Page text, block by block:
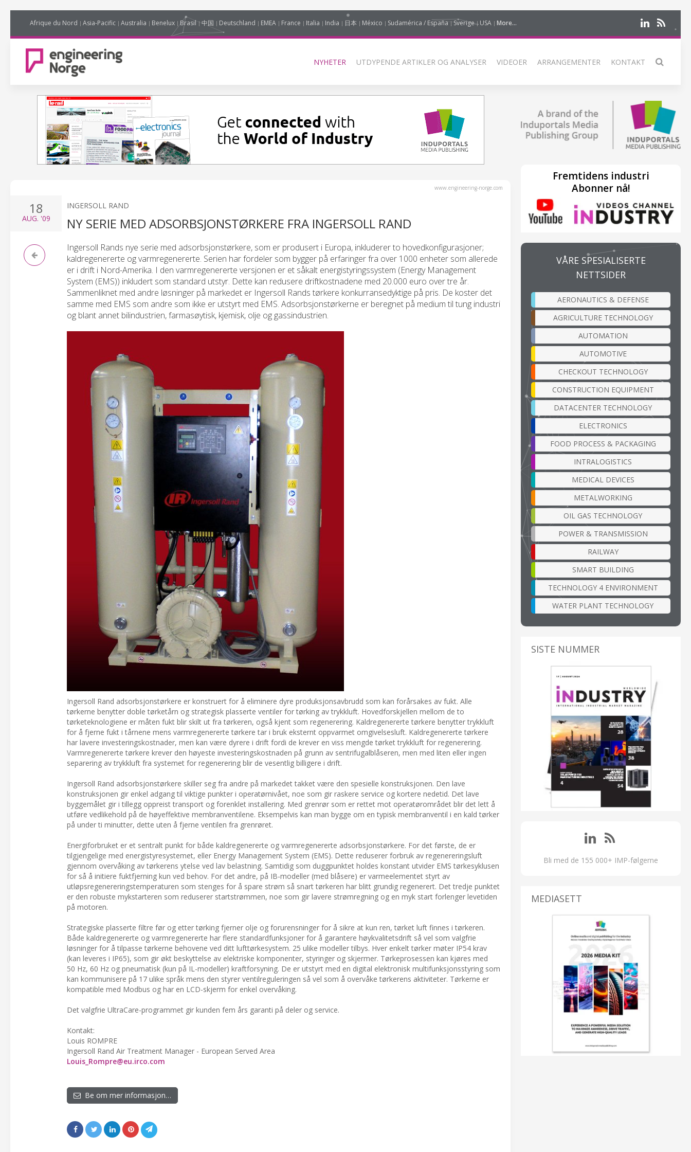
Afrique du Nord Asia-Pacific Australia Benelux Brasil 中国 Deutschland EMEA France Italia India 日本 México Sudamérica / España Sverige USA More...
NYHETER UTDYPENDE ARTIKLER OG ANALYSER VIDEOER ARRANGEMENTER KONTAKT
www.engineering-norge.com
18
AUG. '09
INGERSOLL RAND
NY SERIE MED ADSORBSJONSTØRKERE FRA INGERSOLL RAND
Ingersoll Rands nye serie med adsorbsjonstørkere, som er produsert i Europa, inkluderer to hovedkonfigurasjoner;
kaldregenererte og varmregenererte. Serien har fordeler som bygger på erfaringer fra over 1000 enheter som allerede
er i drift i Nord-Amerika. I den varmregenererte versjonen er et såkalt energistyringssystem (Energy Management
System (EMS)) inkludert som standard utstyr. Dette kan redusere driftkostnadene med 20.000 euro over tre år.
Sammenliknet med andre løsninger på markedet er Ingersoll Rands tørkere konkurransedyktige på pris. De koster det
samme med EMS som andre som ikke er utstyrt med EMS. Adsorbsjonstørkerne er beregnet på medium til tung industri
og blant annet bilindustrien, farmasøytisk, kjemisk, olje og gassindustrien.
Ingersoll Rand adsorbsjonstørkere er konstruert for å eliminere dyre produksjonsavbrudd som kan forårsakes av fukt. Alle
tørkerne benytter doble tørketårn og strategisk plasserte ventiler for tørking av trykkluft. Hovedforskjellen mellom de to
tørketeknologiene er måten fukt blir skilt ut fra tørkeren, også kjent som regenerering. Kaldregenererte tørkere benytter trykkluft
for å fjerne fukt i tårnene mens varmregenererte tørkere tar i bruk eksternt oppvarmet omgivelsesluft. Kaldregenererte tørkere
har lavere investeringskostnader, men kan være dyrere i drift fordi de krever en viss mengde tørket trykkluft for regenerering.
Varmregenererte tørkere krever den høyeste investeringskostnaden på grunn av sentrifugalblåseren, men med liten eller ingen
separering av trykkluft fra systemet for regenerering blir de vesentlig billigere i drift.
Ingersoll Rand adsorbsjonstørkere skiller seg fra andre på markedet takket være den spesielle konstruksjonen. Den lave
konstruksjonen gir enkel adgang til viktige punkter i operatørnivået, noe som gir raskere service og kortere nedetid. Det lave
byggemålet gir i tillegg oppreist transport og forenklet installering. Med grenrør som er rettet mot operatørområdet blir det lett å
utføre vedlikehold på de høyeffektive membranventilene. Eksempelvis kan man bygge om en typisk membranventil i en kald tørker
på under ti minutter, dette uten å fjerne ventilen fra grenrøret.
Energiforbruket er et sentralt punkt for både kaldregenererte og varmregenererte adsorbsjonstørkere. For det første, de er
tilgjengelige med energistyresystemet, eller Energy Management System (EMS). Dette reduserer forbruk av regenereringsluft
gjennom overvåking av tørkerens ytelse ved lav belastning. Samtidig som duggpunktet holdes konstant utvider EMS tørkesyklusen
for så å initiere fuktfjerning kun ved behov. For det andre, på IB-modeller (med blåsere) er varmeelementet styrt av
utløpsregenereringstemperaturen som stenges for å spare strøm så snart tørkeren har blitt grundig regenerert. Det tredje punktet
er den robuste mykstarteren som reduserer startstrømmen, noe som gir lavere strømregning og en myk start forlenger levetiden
på motoren.
Strategiske plasserte filtre før og etter tørking fjerner olje og forurensninger for å sikre at kun ren, tørket luft finnes i tørkeren.
Både kaldregenererte og varmregenererte har flere standardfunksjoner for å garantere høykvalitetsdrift så vel som valgfrie
løsninger for å tilpasse tørkerne behovene ved ditt lufttørkesystem. 25 ulike modeller tilbys. Hver enkelt tørker møter IP54 krav
(kan leveres i IP65), som gir økt beskyttelse av elektriske komponenter, styringer og skjermer. Tørkeprosessen kan kjøres med
50 Hz, 60 Hz og pneumatisk (kun på IL-modeller) kraftforsyning. De er utstyrt med en digital elektronisk multifunksjonsstyring som
kan kommunisere på 17 ulike språk mens den styrer ventilreguleringen så vel som å overvåke tørkerens aktiviteter. Tørkerne er
kompatible med Modbus og har en LCD-skjerm for enkel overvåking.
Det valgfrie UltraCare-programmet gir kunden fem års garanti på deler og service.
Kontakt:
Louis ROMPRE
Ingersoll Rand Air Treatment Manager - European Served Area
Louis_Rompre@eu.irco.com
Be om mer informasjon…
Fremtidens industri
Abonner nå!
VÅRE SPESIALISERTE
NETTSIDER
AERONAUTICS & DEFENSE
AGRICULTURE TECHNOLOGY
AUTOMATION
AUTOMOTIVE
CHECKOUT TECHNOLOGY
CONSTRUCTION EQUIPMENT
DATACENTER TECHNOLOGY
ELECTRONICS
FOOD PROCESS & PACKAGING
INTRALOGISTICS
MEDICAL DEVICES
METALWORKING
OIL GAS TECHNOLOGY
POWER & TRANSMISSION
RAILWAY
SMART BUILDING
TECHNOLOGY 4 ENVIRONMENT
WATER PLANT TECHNOLOGY
SISTE NUMMER
Bli med de 155 000+ IMP-følgerne
MEDIASETT